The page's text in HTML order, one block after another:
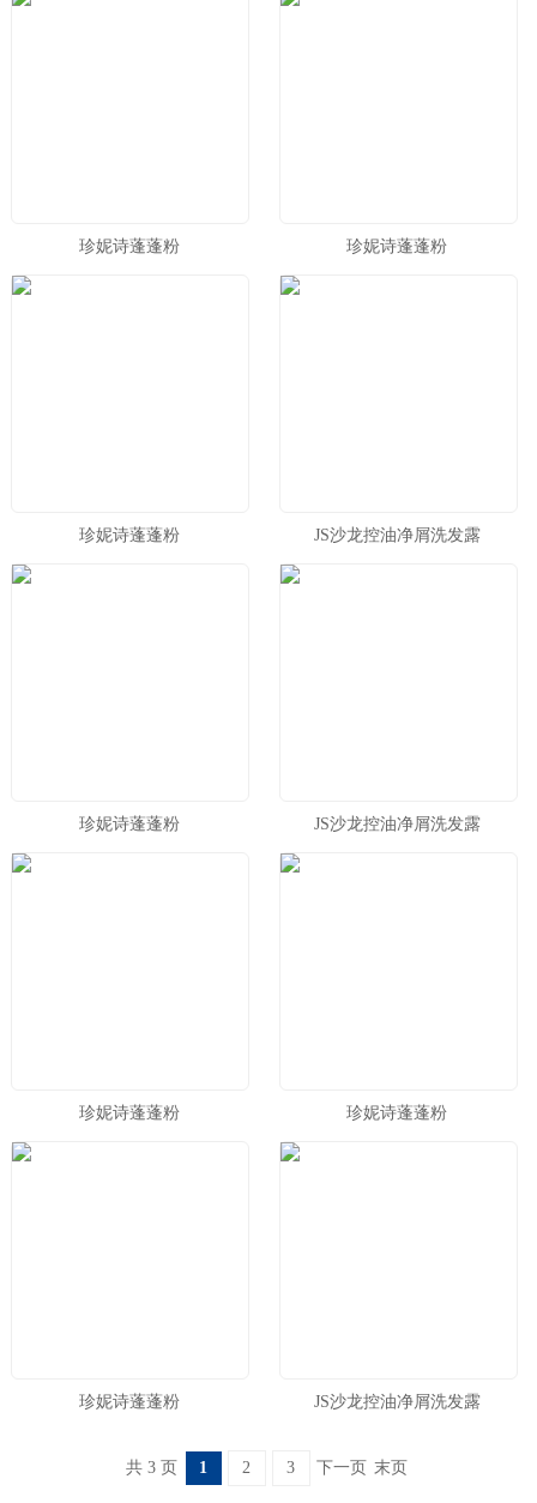
珍妮诗蓬蓬粉 珍妮诗蓬蓬粉
珍妮诗蓬蓬粉 JS沙龙控油净屑洗发露
珍妮诗蓬蓬粉 JS沙龙控油净屑洗发露
珍妮诗蓬蓬粉 珍妮诗蓬蓬粉
珍妮诗蓬蓬粉 JS沙龙控油净屑洗发露
共 3 页 1 2 3 下一页 末页